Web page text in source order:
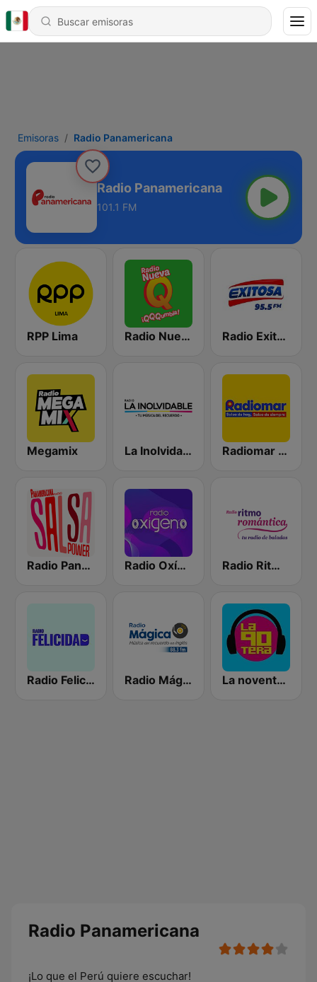
Emisoras Radio Panamericana
Radio Panamericana
101.1 FM
RPP Lima Radio Nueva Q Radio Exitosa
Megamix La Inolvidable Radiomar 106.3 FM
Radio Panamericana - Salsa Power Radio Oxígeno Radio Ritmo Romántica
Radio Felicidad Radio Mágica 88.3 FM La noventera
Radio Panamericana
¡Lo que el Perú quiere escuchar!